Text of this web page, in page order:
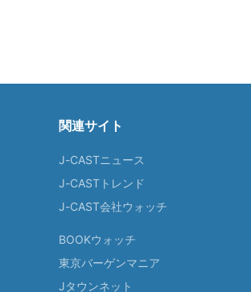
関連サイト
J-CASTニュース
J-CASTトレンド
J-CAST会社ウォッチ
BOOKウォッチ
東京バーゲンマニア
Jタウンネット